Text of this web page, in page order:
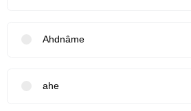
Ahdnâme
ahe